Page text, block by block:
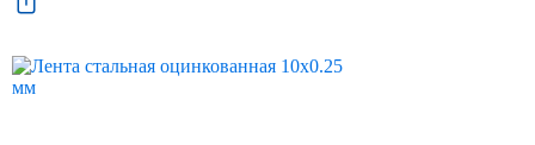
О компании
Реквизиты